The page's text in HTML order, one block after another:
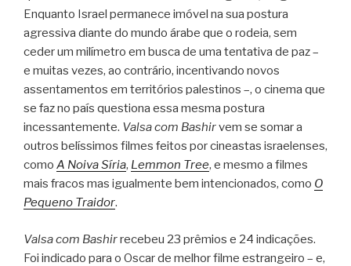
Enquanto Israel permanece imóvel na sua postura
agressiva diante do mundo árabe que o rodeia, sem
ceder um milímetro em busca de uma tentativa de paz –
e muitas vezes, ao contrário, incentivando novos
assentamentos em territórios palestinos –, o cinema que
se faz no país questiona essa mesma postura
incessantemente. Valsa com Bashirvem se somar a
outros belíssimos filmes feitos por cineastas israelenses,
como A Noiva Síria, Lemmon Tree, e mesmo a filmes
mais fracos mas igualmente bem intencionados, como O
Pequeno Traidor.
Valsa com Bashirrecebeu 23 prêmios e 24 indicações.
Foi indicado para o Oscar de melhor filme estrangeiro – e,